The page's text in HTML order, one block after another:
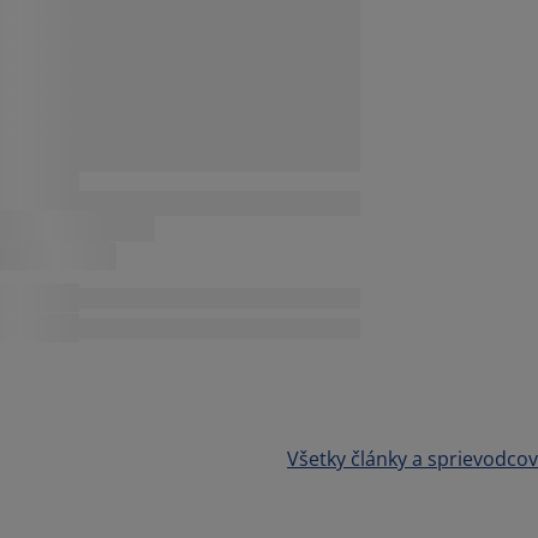
Všetky články a